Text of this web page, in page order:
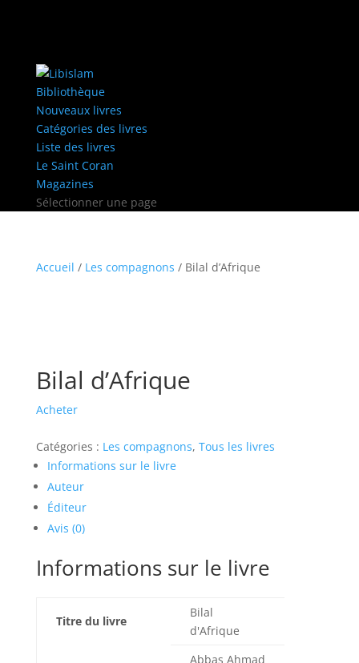
Bibliothèque
Nouveaux livres
Catégories des livres
Liste des livres
Le Saint Coran
Magazines
Sélectionner une page
Accueil / Les compagnons / Bilal d’Afrique
Bilal d’Afrique
Acheter
Catégories : Les compagnons, Tous les livres
Informations sur le livre
Auteur
Éditeur
Avis (0)
Informations sur le livre
Titre du livre
Bilal
d'Afrique
Abbas Ahmad